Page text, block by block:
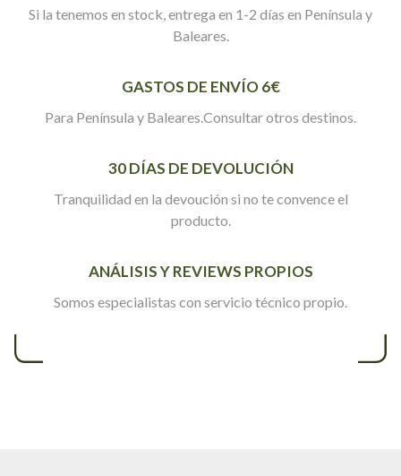
Si la tenemos en stock, entrega en 1-2 días en Península y
Baleares.
GASTOS DE ENVÍO 6€
Para Península y Baleares.Consultar otros destinos.
30 DÍAS DE DEVOLUCIÓN
Tranquilidad en la devoución si no te convence el
producto.
ANÁLISIS Y REVIEWS PROPIOS
Somos especialistas con servicio técnico propio.